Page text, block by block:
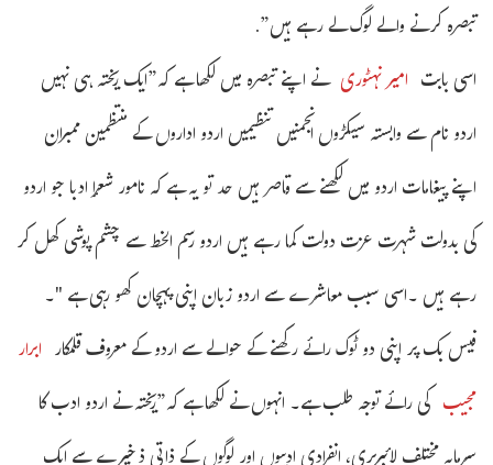
تبصرہ کرنے والے لوگ لے رہے ہیں”.
اسی بابت امیر نہٹورینے اپنے تبصرہ میں لکھا ہے کہ”ایک ریختہ ہی نہیں
اردو نام سے وابستہ سیکڑوں انجمنیں تنظیمیں اردو اداروں کے منتظمین ممبران
اپنے پیغامات اردو میں لکھنے سے قاصر ہیں حد تو یہ ہے کہ نامور شعرإ ادبا جو اردو
کی بدولت شہرت عزت دولت کما رہے ہیں اردو رسم الخط سے چشم پوشی کھل کر
رہے ہیں ۔اسی سبب معاشرے سے اردو زبان اپنی پہچان کھو رہی ہے "۔
فیس بک پر اپنی دو ٹوک رائے رکھنے کے حوالے سے اردو کے معروف قلمکار ابرار
مجیبکی رائے توجہ طلب ہے۔ انہوں نے لکھا ہے کہ”ریختہ نے اردو ادب کا